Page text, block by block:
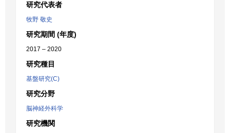
研究代表者
牧野 敬史
研究期間 (年度)
2017 – 2020
研究種目
基盤研究(C)
研究分野
脳神経外科学
研究機関